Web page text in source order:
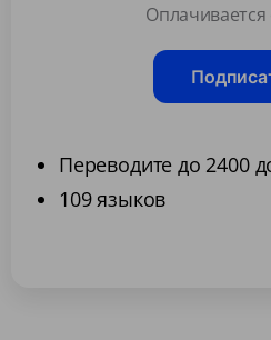
Переводите до 2400
109 языков